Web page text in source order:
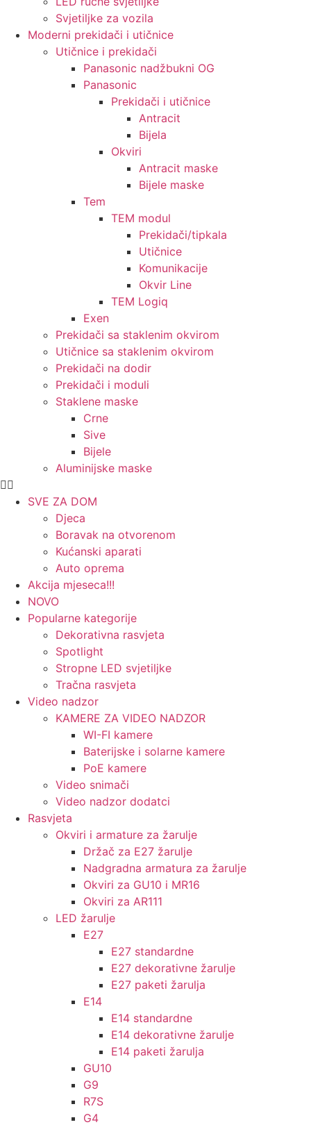
Svjetiljke za vozila
Moderni prekidači i utičnice
Utičnice i prekidači
Panasonic nadžbukni OG
Panasonic
Prekidači i utičnice
Antracit
Bijela
Okviri
Antracit maske
Bijele maske
Tem
TEM modul
Prekidači/tipkala
Utičnice
Komunikacije
Okvir Line
TEM Logiq
Exen
Prekidači sa staklenim okvirom
Utičnice sa staklenim okvirom
Prekidači na dodir
Prekidači i moduli
Staklene maske
Crne
Sive
Bijele
Aluminijske maske
SVE ZA DOM
Djeca
Boravak na otvorenom
Kućanski aparati
Auto oprema
Akcija mjeseca!!!
NOVO
Popularne kategorije
Dekorativna rasvjeta
Spotlight
Stropne LED svjetiljke
Tračna rasvjeta
Video nadzor
KAMERE ZA VIDEO NADZOR
WI-FI kamere
Baterijske i solarne kamere
PoE kamere
Video snimači
Video nadzor dodatci
Rasvjeta
Okviri i armature za žarulje
Držač za E27 žarulje
Nadgradna armatura za žarulje
Okviri za GU10 i MR16
Okviri za AR111
LED žarulje
E27
E27 standardne
E27 dekorativne žarulje
E27 paketi žarulja
E14
E14 standardne
E14 dekorativne žarulje
E14 paketi žarulja
GU10
G9
R7S
G4